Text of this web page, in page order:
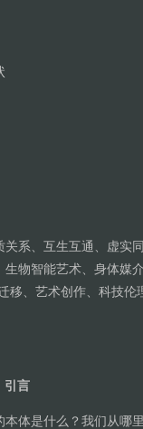
关系、互生互通、虚实
物智能艺术、身体媒
移、艺术创作、科技伦
引言
体是什么？我们从哪